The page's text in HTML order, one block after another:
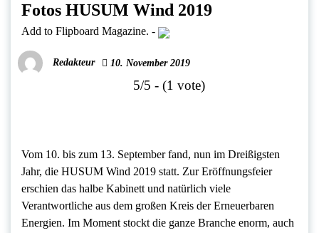
Fotos HUSUM Wind 2019
Add to Flipboard Magazine. -
Redakteur 10. November 2019
5/5 - (1 vote)
Vom 10. bis zum 13. September fand, nun im Dreißigsten
Jahr, die HUSUM Wind 2019 statt. Zur Eröffnungsfeier
erschien das halbe Kabinett und natürlich viele
Verantwortliche aus dem großen Kreis der Erneuerbaren
Energien. Im Moment stockt die ganze Branche enorm, auch